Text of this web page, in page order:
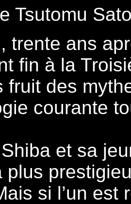
Tsutomu
trente ans
fin à la
fruit des
courante
et sa
plus
si l’un